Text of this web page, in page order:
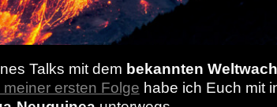
Talks mit dem bekannten
meiner ersten Folge habe ich Euch mit